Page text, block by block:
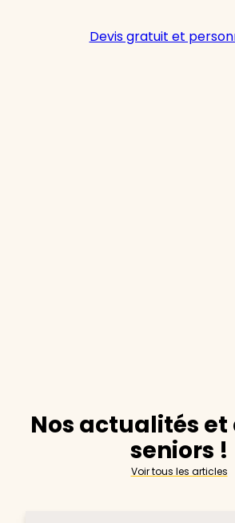
Devis gratuit et
Nos actualités et
seniors !
Voir tous les articles